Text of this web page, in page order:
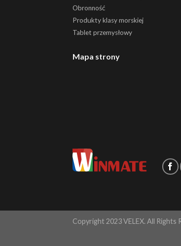
Obronność
Produkty klasy morskiej
Tablet przemysłowy
Mapa strony
Copyright 2023 VELEX. All Rights